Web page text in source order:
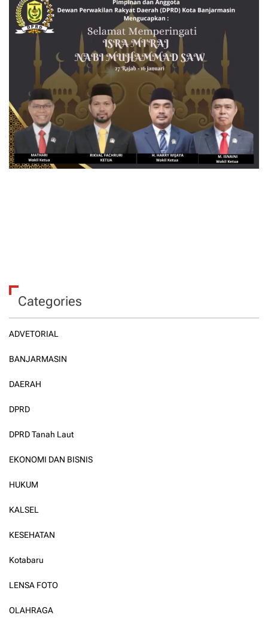
Categories
ADVETORIAL
BANJARMASIN
DAERAH
DPRD
DPRD Tanah Laut
EKONOMI DAN BISNIS
HUKUM
KALSEL
KESEHATAN
Kotabaru
LENSA FOTO
OLAHRAGA